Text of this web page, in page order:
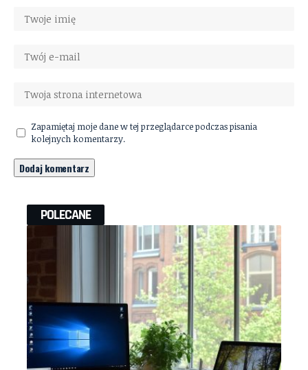
Zapamiętaj moje dane w tej przeglądarce podczas pisania
kolejnych komentarzy.
POLECANE